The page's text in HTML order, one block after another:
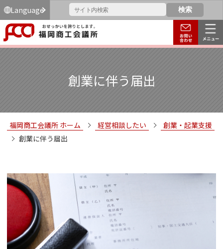
Language
創業に伴う届出
福岡商工会議所 ホーム 経営相談したい
創業・起業支援
創業に伴う届出